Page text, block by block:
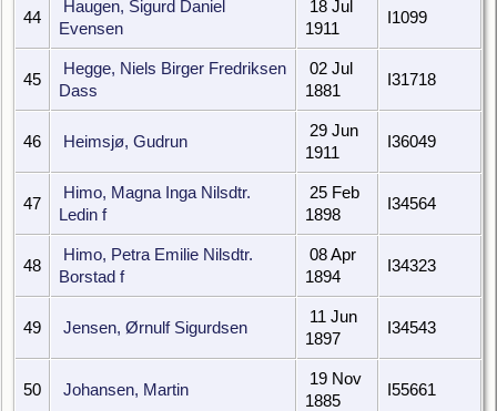
44
Haugen, Sigurd Daniel
Evensen
18 Jul
1911
I1099
45
Hegge, Niels Birger Fredriksen
Dass
02 Jul
1881
I31718
46 Heimsjø, Gudrun
29 Jun
1911
I36049
47
Himo, Magna Inga Nilsdtr.
Ledin f
25 Feb
1898
I34564
48
Himo, Petra Emilie Nilsdtr.
Borstad f
08 Apr
1894
I34323
49 Jensen, Ørnulf Sigurdsen
11 Jun
1897
I34543
50 Johansen, Martin
19 Nov
1885
I55661